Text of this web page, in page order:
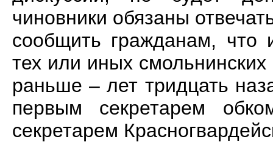
чиновники обязаны
сообщить гражданам, что
тех или иных
раньше – лет тридцать
первым секретарем
секретарем